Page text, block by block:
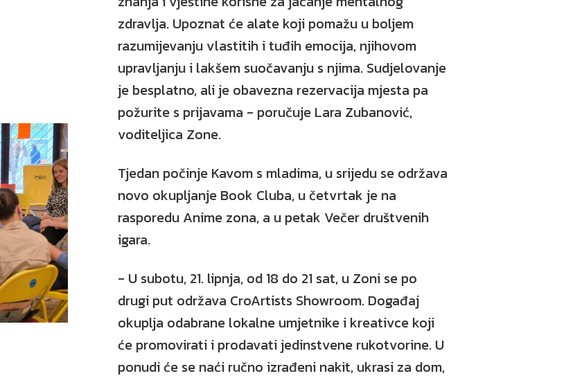
zdravlja. Upoznat će alate koji pomažu u boljem
razumijevanju vlastitih i tuđih emocija, njihovom
upravljanju i lakšem suočavanju s njima. Sudjelovanje
je besplatno, ali je obavezna rezervacija mjesta pa
požurite s prijavama - poručuje Lara Zubanović,
voditeljica Zone.
Tjedan počinje Kavom s mladima, u srijedu se održava
novo okupljanje Book Cluba, u četvrtak je na
rasporedu Anime zona, a u petak Večer društvenih
igara.
- U subotu, 21. lipnja, od 18 do 21 sat, u Zoni se po
drugi put održava CroArtists Showroom. Događaj
okuplja odabrane lokalne umjetnike i kreativce koji
će promovirati i prodavati jedinstvene rukotvorine. U
ponudi će se naći ručno izrađeni nakit, ukrasi za dom,